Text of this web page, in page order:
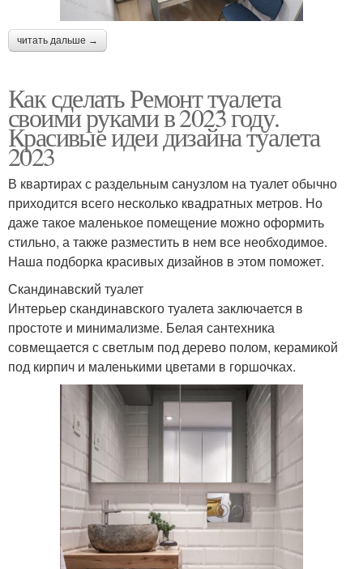
читать дальше →
Как сделать Ремонт туалета
своими руками в 2023 году.
Красивые идеи дизайна туалета
2023
В квартирах с раздельным санузлом на туалет обычно
приходится всего несколько квадратных метров. Но
даже такое маленькое помещение можно оформить
стильно, а также разместить в нем все необходимое.
Наша подборка красивых дизайнов в этом поможет.
Скандинавский туалет
Интерьер скандинавского туалета заключается в
простоте и минимализме. Белая сантехника
совмещается с светлым под дерево полом, керамикой
под кирпич и маленькими цветами в горшочках.